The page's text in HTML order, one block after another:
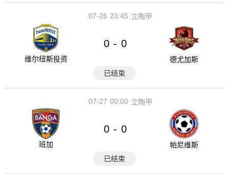
23:45
07-26 立陶甲
维尔纽斯投资
0 - 0
德尤加斯
已结束
00:00
07-27 立陶甲
班加
0 - 0
帕尼维斯
已结束